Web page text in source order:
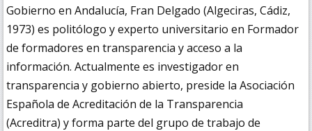
Gobierno en Andalucía, Fran Delgado (Algeciras, Cádiz,
1973) es politólogo y experto universitario en Formador
de formadores en transparencia y acceso a la
información. Actualmente es investigador en
transparencia y gobierno abierto, preside la Asociación
Española de Acreditación de la Transparencia
(Acreditra) y forma parte del grupo de trabajo de